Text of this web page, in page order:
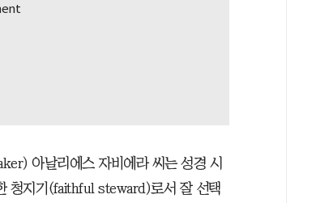
아날리에스 자비에라 씨는 성경 시
청지기(faithful steward)로서 잘 선택